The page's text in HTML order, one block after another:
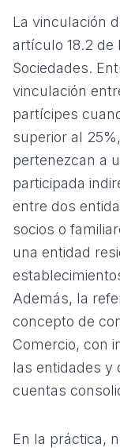
La vinculación
artículo 18.2 de
Sociedades.
vinculación
partícipes
superior al
pertenezcan a
participada
entre dos
socios o
una entidad
Además, la
concepto de
Comercio, con
las entidades y
cuentas
En la práctica,